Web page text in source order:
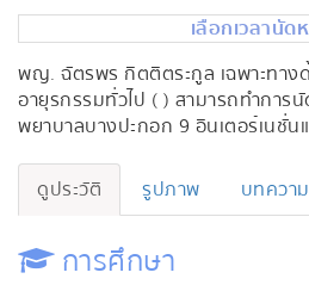
เลือกเวลานัด
พญ. ฉัตรพร กิตติตระกูล เฉพาะทาง
อายุรกรรมทั่วไป ( ) สามารถทำการ
พยาบาลบางปะกอก 9 อินเตอร์เนชั่น
ดูประวัติ รูปภาพ บทความ
การศึกษา